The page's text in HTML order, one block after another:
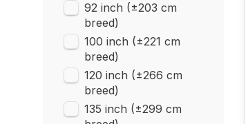
92 inch (±203 cm
breed)
100 inch (±221 cm
breed)
120 inch (±266 cm
breed)
135 inch (±299 cm